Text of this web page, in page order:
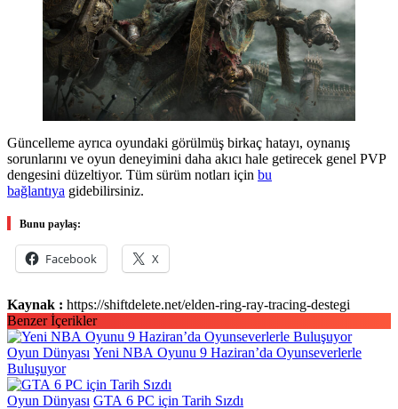
Güncelleme ayrıca oyundaki görülmüş birkaç hatayı, oynanış
sorunlarını ve oyun deneyimini daha akıcı hale getirecek genel PVP
dengesini düzeltiyor. Tüm sürüm notları için bu
bağlantıya gidebilirsiniz.
Bunu paylaş:
Facebook X
Kaynak : https://shiftdelete.net/elden-ring-ray-tracing-destegi
Benzer İçerikler
Oyun Dünyası Yeni NBA Oyunu 9 Haziran’da Oyunseverlerle
Buluşuyor
Oyun Dünyası GTA 6 PC için Tarih Sızdı